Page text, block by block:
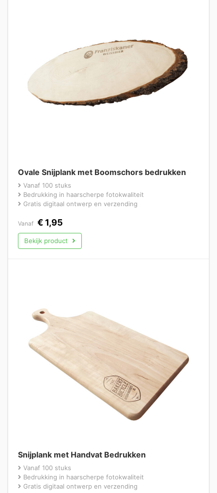
Ovale Snijplank met Boomschors bedrukken
Vanaf 100 stuks
Bedrukking in haarscherpe fotokwaliteit
Gratis digitaal ontwerp en verzending
Vanaf € 1,95
Bekijk product
Snijplank met Handvat Bedrukken
Vanaf 100 stuks
Bedrukking in haarscherpe fotokwaliteit
Gratis digitaal ontwerp en verzending